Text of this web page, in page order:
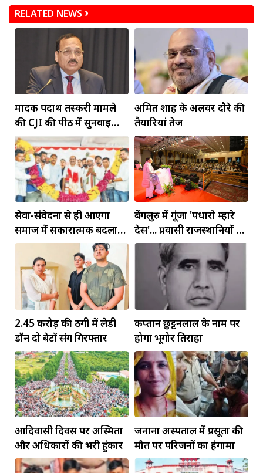
RELATED NEWS
मादक पदार्थ तस्करी मामले
की CJI की पीठ में सुनवाई
आज
अमित शाह के अलवर दौरे की
तैयारियां तेज
सेवा-संवेदना से ही आएगा
समाज में सकारात्मक बदलाव:
बिरला
बेंगलुरु में गूंजा 'पधारो म्हारे
देस'... प्रवासी राजस्थानियों को
सीएम ने दिया न्योता
2.45 करोड़ की ठगी में लेडी
डॉन दो बेटों संग गिरफ्तार
कप्तान छुट्टनलाल के नाम पर
होगा भूगोर तिराहा
आदिवासी दिवस पर अस्मिता
और अधिकारों की भरी हुंकार
जनाना अस्पताल में प्रसूता की
मौत पर परिजनों का हंगामा